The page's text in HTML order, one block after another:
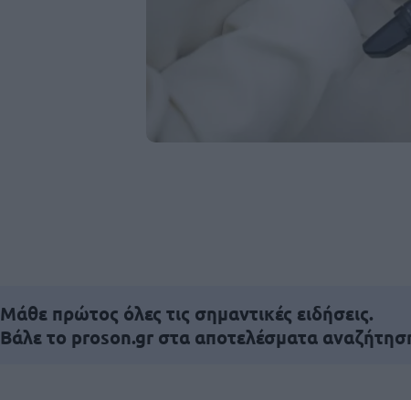
Μάθε πρώτος όλες τις σημαντικές ειδήσεις.
Βάλε το proson.gr στα αποτελέσματα